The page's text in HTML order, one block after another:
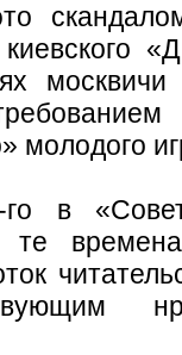
киевского
молодого
в
те